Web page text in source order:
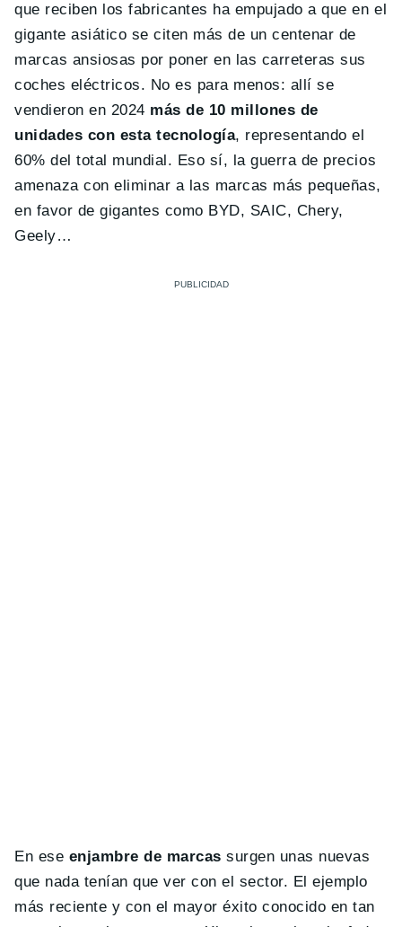
que reciben los fabricantes ha empujado a que en el
gigante asiático se citen más de un centenar de
marcas ansiosas por poner en las carreteras sus
coches eléctricos. No es para menos: allí se
vendieron en 2024 más de 10 millones de
unidades con esta tecnología, representando el
60% del total mundial. Eso sí, la guerra de precios
amenaza con eliminar a las marcas más pequeñas,
en favor de gigantes como BYD, SAIC, Chery,
Geely…
En ese enjambre de marcas surgen unas nuevas
que nada tenían que ver con el sector. El ejemplo
más reciente y con el mayor éxito conocido en tan